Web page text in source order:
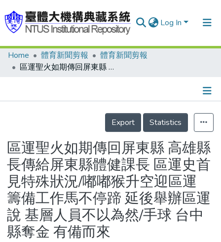
Log In
Communities & Collections
Statistics
Home 體育新聞剪報
體育新聞剪報
區運聖火如期傳回屏東縣 高雄縣長傳給屏東縣體健課長 區運史首見特殊狀況/嘟嘟猴升空迎區運 籌備工作馬不停蹄 延後舉辦區運說 基層人員不以為然/手球 台中縣奪金 有備而來
Details
Export
Statistics
區運聖火如期傳回屏東縣 高雄縣
長傳給屏東縣體健課長 區運史首
見特殊狀況/嘟嘟猴升空迎區運
籌備工作馬不停蹄 延後舉辦區運
說 基層人員不以為然/手球 台中
縣奪金 有備而來